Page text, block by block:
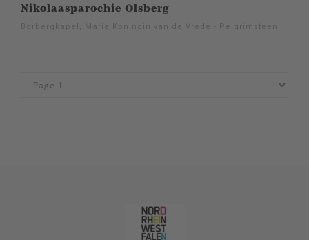
Nikolaasparochie Olsberg
Borbergkapel, Maria Koningin van de Vrede - Pelgrimsteen